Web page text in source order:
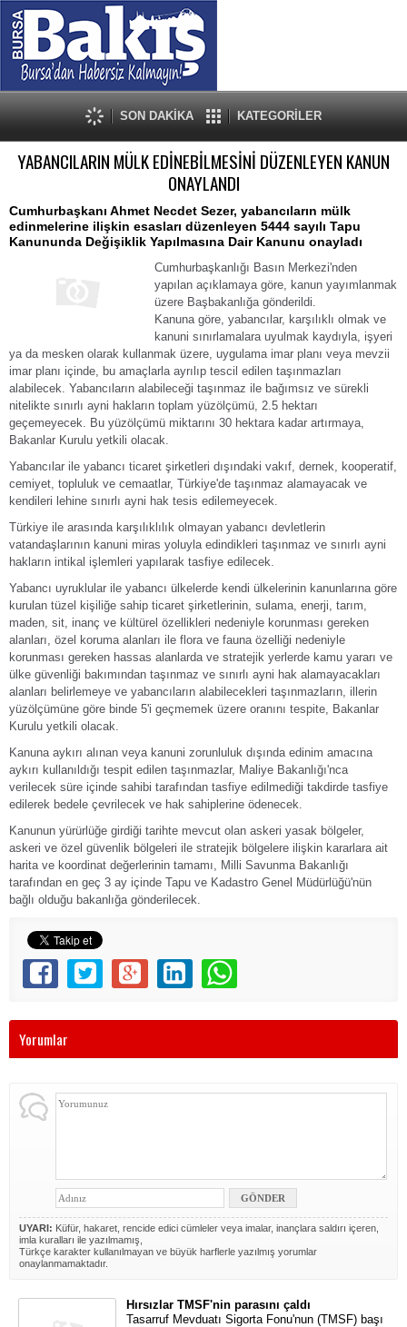
SON DAKİKA KATEGORİLER
YABANCILARIN MÜLK EDİNEBİLMESİNİ DÜZENLEYEN KANUN
ONAYLANDI
Cumhurbaşkanı Ahmet Necdet Sezer, yabancıların mülk
edinmelerine ilişkin esasları düzenleyen 5444 sayılı Tapu
Kanununda Değişiklik Yapılmasına Dair Kanunu onayladı
Cumhurbaşkanlığı Basın Merkezi'nden
yapılan açıklamaya göre, kanun yayımlanmak
üzere Başbakanlığa gönderildi.
Kanuna göre, yabancılar, karşılıklı olmak ve
kanuni sınırlamalara uyulmak kaydıyla, işyeri
ya da mesken olarak kullanmak üzere, uygulama imar planı veya mevzii
imar planı içinde, bu amaçlarla ayrılıp tescil edilen taşınmazları
alabilecek. Yabancıların alabileceği taşınmaz ile bağımsız ve sürekli
nitelikte sınırlı ayni hakların toplam yüzölçümü, 2.5 hektarı
geçemeyecek. Bu yüzölçümü miktarını 30 hektara kadar artırmaya,
Bakanlar Kurulu yetkili olacak.
Yabancılar ile yabancı ticaret şirketleri dışındaki vakıf, dernek, kooperatif,
cemiyet, topluluk ve cemaatlar, Türkiye'de taşınmaz alamayacak ve
kendileri lehine sınırlı ayni hak tesis edilemeyecek.
Türkiye ile arasında karşılıklılık olmayan yabancı devletlerin
vatandaşlarının kanuni miras yoluyla edindikleri taşınmaz ve sınırlı ayni
hakların intikal işlemleri yapılarak tasfiye edilecek.
Yabancı uyruklular ile yabancı ülkelerde kendi ülkelerinin kanunlarına göre
kurulan tüzel kişiliğe sahip ticaret şirketlerinin, sulama, enerji, tarım,
maden, sit, inanç ve kültürel özellikleri nedeniyle korunması gereken
alanları, özel koruma alanları ile flora ve fauna özelliği nedeniyle
korunması gereken hassas alanlarda ve stratejik yerlerde kamu yararı ve
ülke güvenliği bakımından taşınmaz ve sınırlı ayni hak alamayacakları
alanları belirlemeye ve yabancıların alabilecekleri taşınmazların, illerin
yüzölçümüne göre binde 5'i geçmemek üzere oranını tespite, Bakanlar
Kurulu yetkili olacak.
Kanuna aykırı alınan veya kanuni zorunluluk dışında edinim amacına
aykırı kullanıldığı tespit edilen taşınmazlar, Maliye Bakanlığı'nca
verilecek süre içinde sahibi tarafından tasfiye edilmediği takdirde tasfiye
edilerek bedele çevrilecek ve hak sahiplerine ödenecek.
Kanunun yürürlüğe girdiği tarihte mevcut olan askeri yasak bölgeler,
askeri ve özel güvenlik bölgeleri ile stratejik bölgelere ilişkin kararlara ait
harita ve koordinat değerlerinin tamamı, Milli Savunma Bakanlığı
tarafından en geç 3 ay içinde Tapu ve Kadastro Genel Müdürlüğü'nün
bağlı olduğu bakanlığa gönderilecek.
Yorumlar
UYARI: Küfür, hakaret, rencide edici cümleler veya imalar, inançlara saldırı içeren,
imla kuralları ile yazılmamış,
Türkçe karakter kullanılmayan ve büyük harflerle yazılmış yorumlar
onaylanmamaktadır.
Hırsızlar TMSF'nin parasını çaldı
Tasarruf Mevduatı Sigorta Fonu'nun (TMSF) başı